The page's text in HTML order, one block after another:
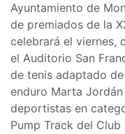
Ayuntamiento de
de premiados de la
celebrará el viernes,
el Auditorio San
de tenis adaptado
enduro Marta
deportistas en
Pump Track del